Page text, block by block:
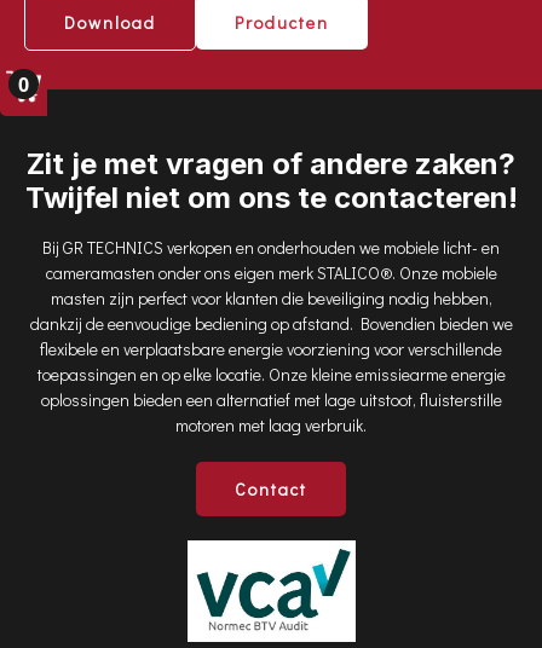
Performante interne dieselgenerator
4 krachtige 350W LED LIGHT met bol-lens
Batterijschakelaar
0
Download
Producten
Zit je met vragen of andere zaken?
Twijfel niet om ons te contacteren!
Bij GR TECHNICS verkopen en onderhouden we mobiele licht- en
cameramasten onder ons eigen merk STALICO®. Onze mobiele
masten zijn perfect voor klanten die beveiliging nodig hebben,
dankzij de eenvoudige bediening op afstand. Bovendien bieden we
flexibele en verplaatsbare energie voorziening voor verschillende
toepassingen en op elke locatie. Onze kleine emissiearme energie
oplossingen bieden een alternatief met lage uitstoot, fluisterstille
motoren met laag verbruik.
Contact